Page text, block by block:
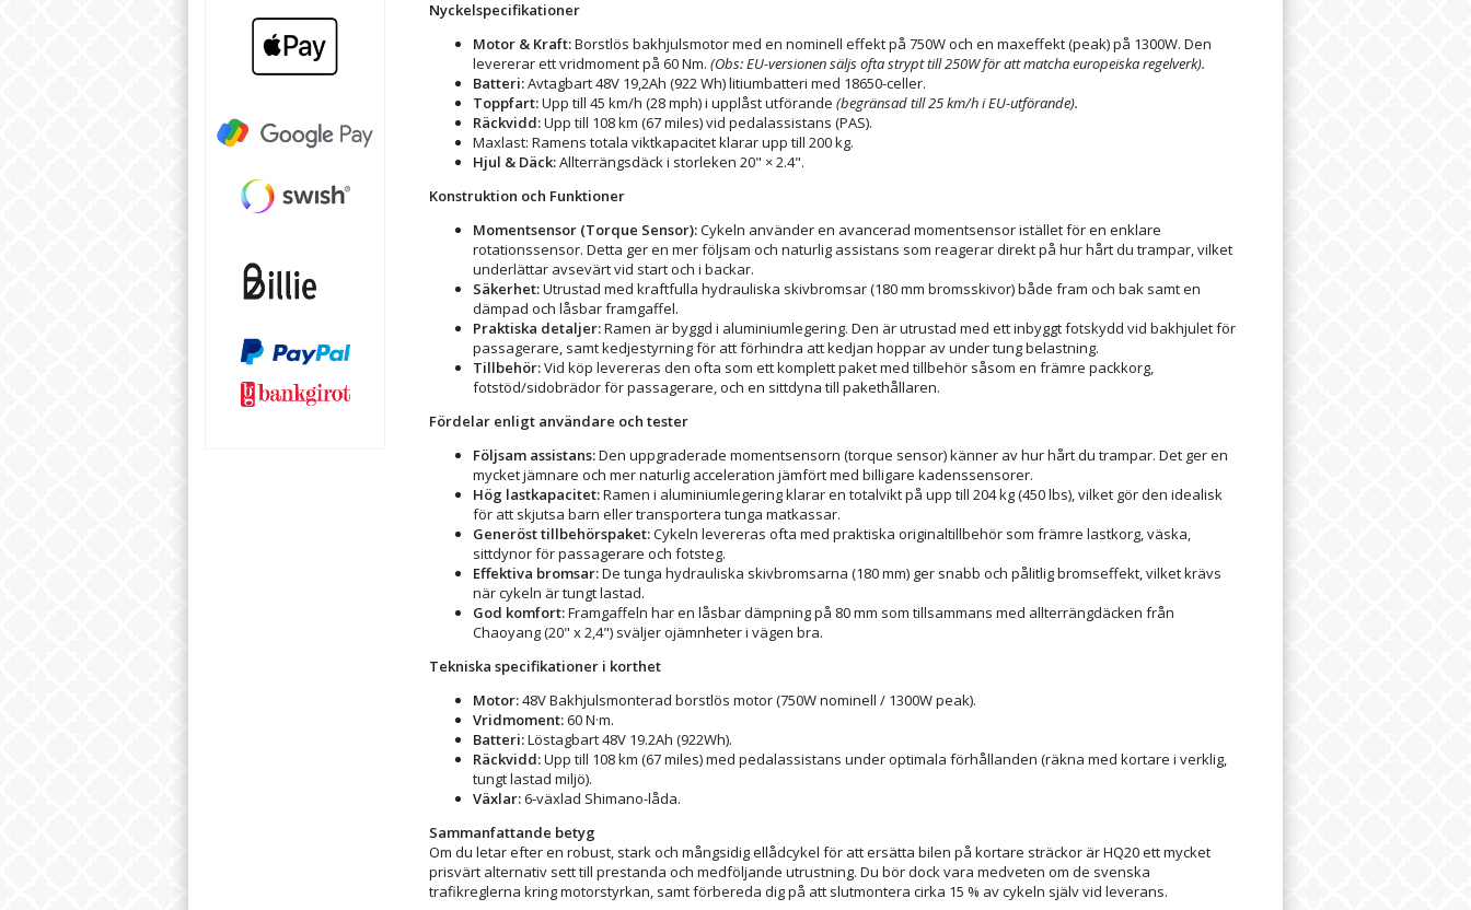
Nyckelspecifikationer
Motor & Kraft:Borstlös bakhjulsmotor med en nominell effekt på 750W och en maxeffekt (peak) på 1300W. Den
levererar ett vridmoment på 60 Nm. (Obs: EU-versionen säljs ofta strypt till 250W för att matcha europeiska regelverk).
Batteri:Avtagbart 48V 19,2Ah (922 Wh) litiumbatteri med 18650-celler.
Toppfart:Upp till 45 km/h (28 mph) i upplåst utförande (begränsad till 25 km/h i EU-utförande).
Räckvidd:Upp till 108 km (67 miles) vid pedalassistans (PAS).
Maxlast: Ramens totala viktkapacitet klarar upp till 200 kg.
Hjul & Däck:Allterrängsdäck i storleken 20" × 2.4".
Konstruktion och Funktioner
Momentsensor (Torque Sensor):Cykeln använder en avancerad momentsensor istället för en enklare
rotationssensor. Detta ger en mer följsam och naturlig assistans som reagerar direkt på hur hårt du trampar, vilket
underlättar avsevärt vid start och i backar.
Säkerhet:Utrustad med kraftfulla hydrauliska skivbromsar (180 mm bromsskivor) både fram och bak samt en
dämpad och låsbar framgaffel.
Praktiska detaljer:Ramen är byggd i aluminiumlegering. Den är utrustad med ett inbyggt fotskydd vid bakhjulet för
passagerare, samt kedjestyrning för att förhindra att kedjan hoppar av under tung belastning.
Tillbehör:Vid köp levereras den ofta som ett komplett paket med tillbehör såsom en främre packkorg,
fotstöd/sidobrädor för passagerare, och en sittdyna till pakethållaren.
Fördelar enligt användare och tester
Följsam assistans:Den uppgraderade momentsensorn (torque sensor) känner av hur hårt du trampar. Det ger en
mycket jämnare och mer naturlig acceleration jämfört med billigare kadenssensorer.
Hög lastkapacitet:Ramen i aluminiumlegering klarar en totalvikt på upp till 204 kg (450 lbs), vilket gör den idealisk
för att skjutsa barn eller transportera tunga matkassar.
Generöst tillbehörspaket:Cykeln levereras ofta med praktiska originaltillbehör som främre lastkorg, väska,
sittdynor för passagerare och fotsteg.
Effektiva bromsar:De tunga hydrauliska skivbromsarna (180 mm) ger snabb och pålitlig bromseffekt, vilket krävs
när cykeln är tungt lastad.
God komfort:Framgaffeln har en låsbar dämpning på 80 mm som tillsammans med allterrängdäcken från
Chaoyang (20" x 2,4") sväljer ojämnheter i vägen bra.
Tekniska specifikationer i korthet
Motor:48V Bakhjulsmonterad borstlös motor (750W nominell / 1300W peak).
Vridmoment: 60 N·m.
Batteri:Löstagbart 48V 19.2Ah (922Wh).
Räckvidd:Upp till 108 km (67 miles) med pedalassistans under optimala förhållanden (räkna med kortare i verklig,
tungt lastad miljö).
Växlar: 6-växlad Shimano-låda.
Sammanfattande betyg
Om du letar efter en robust, stark och mångsidig ellådcykel för att ersätta bilen på kortare sträckor är HQ20 ett mycket
prisvärt alternativ sett till prestanda och medföljande utrustning. Du bör dock vara medveten om de svenska
trafikreglerna kring motorstyrkan, samt förbereda dig på att slutmontera cirka 15 % av cykeln själv vid leverans.